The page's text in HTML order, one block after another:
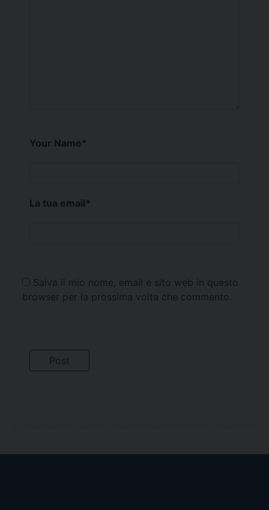
Your Name*
La tua email*
Salva il mio nome, email e sito web in questo
browser per la prossima volta che commento.